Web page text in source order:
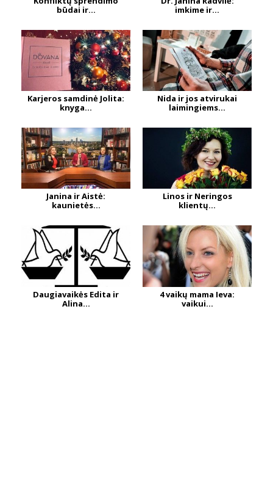
būdai ir...
imkime ir...
Karjeros samdinė Jolita:
knyga...
Nida ir jos atvirukai
laimingiems...
Janina ir Aistė:
kaunietės...
Linos ir Neringos
klientų...
Daugiavaikės Edita ir
Alina...
4 vaikų mama Ieva:
vaikui...